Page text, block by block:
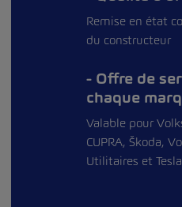
Remise en état
du constructeur
Offre de
chaque
Valable pour
CUPRA, Škoda,
Utilitaires et Tesla